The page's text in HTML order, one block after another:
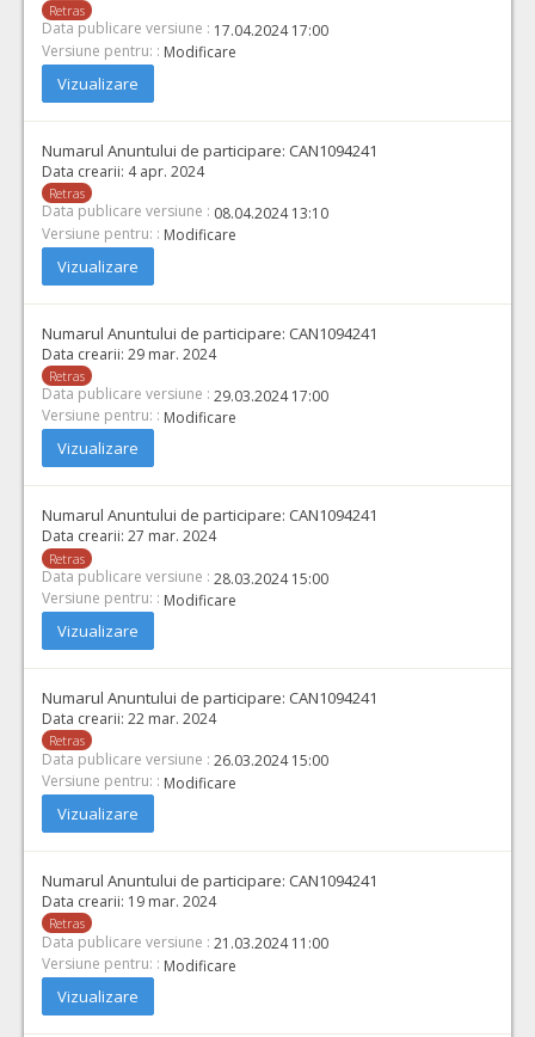
Retras
Data publicare versiune : 17.04.2024 17:00
Versiune pentru: : Modificare
Vizualizare
Numarul Anuntului de participare: CAN1094241
Data crearii: 4 apr. 2024
Retras
Data publicare versiune : 08.04.2024 13:10
Versiune pentru: : Modificare
Vizualizare
Numarul Anuntului de participare: CAN1094241
Data crearii: 29 mar. 2024
Retras
Data publicare versiune : 29.03.2024 17:00
Versiune pentru: : Modificare
Vizualizare
Numarul Anuntului de participare: CAN1094241
Data crearii: 27 mar. 2024
Retras
Data publicare versiune : 28.03.2024 15:00
Versiune pentru: : Modificare
Vizualizare
Numarul Anuntului de participare: CAN1094241
Data crearii: 22 mar. 2024
Retras
Data publicare versiune : 26.03.2024 15:00
Versiune pentru: : Modificare
Vizualizare
Numarul Anuntului de participare: CAN1094241
Data crearii: 19 mar. 2024
Retras
Data publicare versiune : 21.03.2024 11:00
Versiune pentru: : Modificare
Vizualizare